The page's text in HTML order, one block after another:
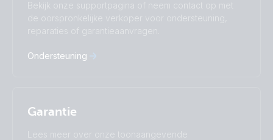
Türkçe
Ελληνικά
Русский
Українська
中國人
Bekijk onze supportpagina of neem contact op met
de oorspronkelijke verkoper voor ondersteuning,
reparaties of garantieaanvragen.
Ondersteuning
Garantie
Lees meer over onze toonaangevende